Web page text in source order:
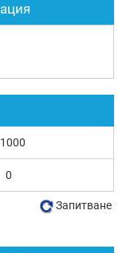
0
Запитване